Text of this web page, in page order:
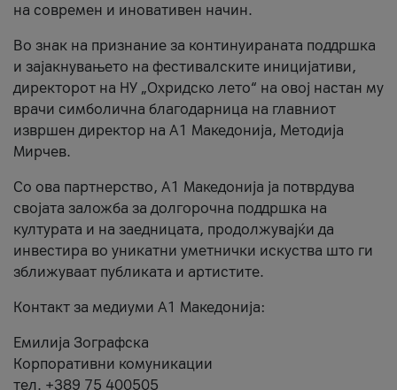
на современ и иновативен начин.
Во знак на признание за континуираната поддршка
и зајакнувањето на фестивалските иницијативи,
директорот на НУ „Охридско лето“ на овој настан му
врачи симболична благодарница на главниот
извршен директор на A1 Македонија, Методија
Мирчев.
Со ова партнерство, A1 Македонија ја потврдува
својата заложба за долгорочна поддршка на
културата и на заедницата, продолжувајќи да
инвестира во уникатни уметнички искуства што ги
зближуваат публиката и артистите.
Контакт за медиуми А1 Македонија:
Емилија Зографска
Корпоративни комуникации
тел. +389 75 400505